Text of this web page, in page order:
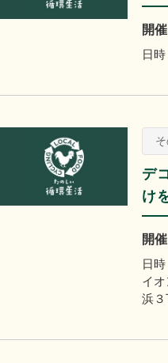
開
日
デ
け
開
日
イ
浜３